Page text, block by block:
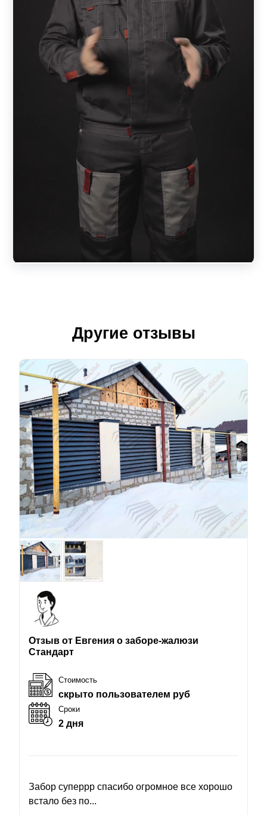
Другие отзывы
Отзыв от Евгения о заборе-жалюзи
Стандарт
Стоимость
скрыто пользователем руб
Сроки
2 дня
Забор суперрр спасибо огромное все хорошо
встало без по...